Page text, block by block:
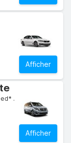
Afficher
Mercedes-Benz V-Class 6+1 *Model Guaranteed* ou similaire
Afficher